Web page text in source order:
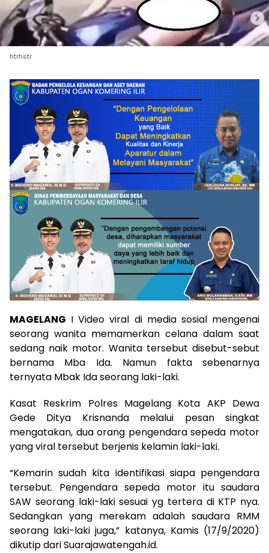
htrhstr
MAGELANG I Video viral di media sosial mengenai
seorang wanita memamerkan celana dalam saat
sedang naik motor. Wanita tersebut disebut-sebut
bernama Mba Ida. Namun fakta sebenarnya
ternyata Mbak Ida seorang laki-laki.
Kasat Reskrim Polres Magelang Kota AKP Dewa
Gede Ditya Krisnanda melalui pesan singkat
mengatakan, dua orang pengendara sepeda motor
yang viral tersebut berjenis kelamin laki-laki.
“Kemarin sudah kita identifikasi siapa pengendara
tersebut. Pengendara sepeda motor itu saudara
SAW seorang laki-laki sesuai yg tertera di KTP nya.
Sedangkan yang merekam adalah saudara RMM
seorang laki-laki juga,” katanya, Kamis (17/9/2020)
dikutip dari Suarajawatengah.id.